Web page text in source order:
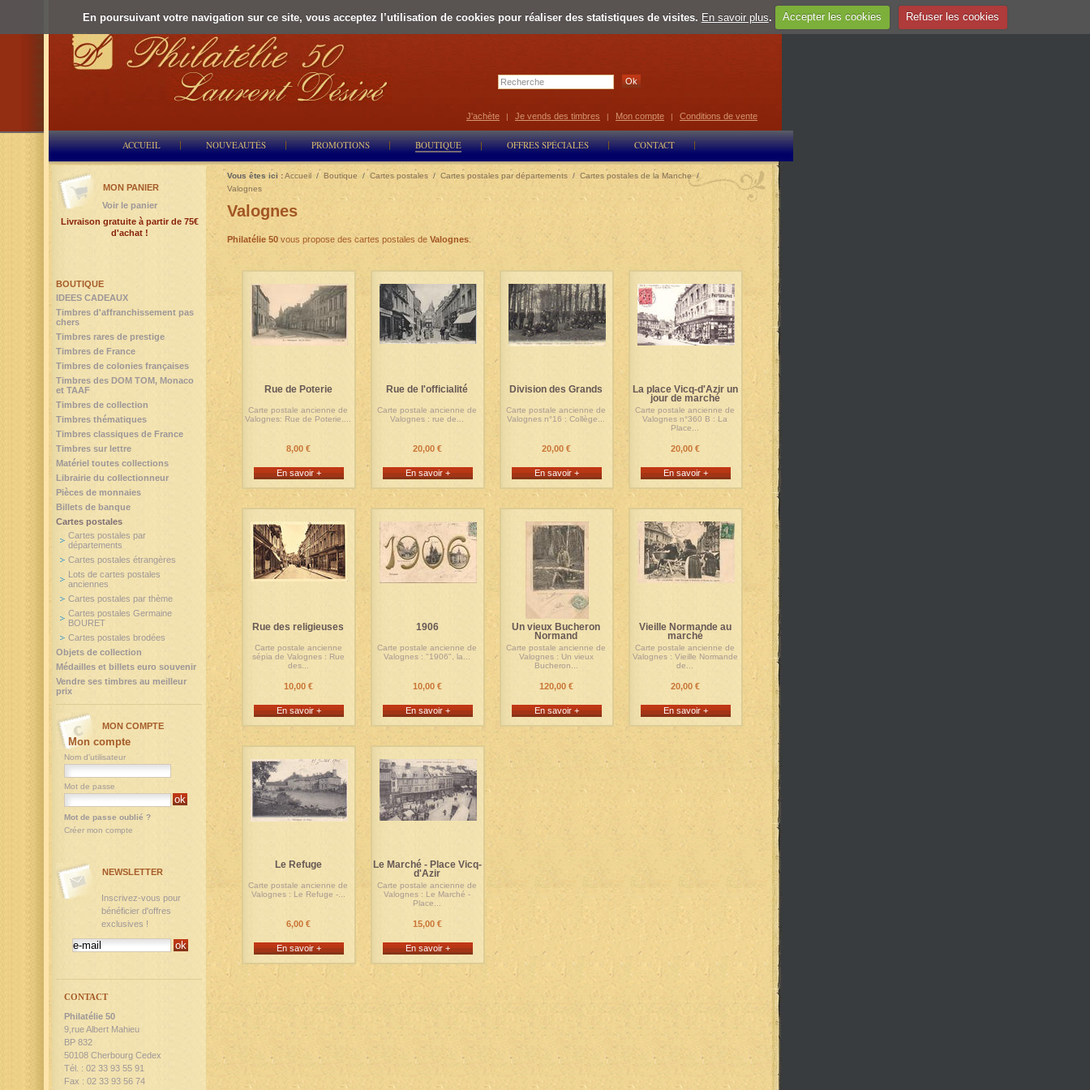
En poursuivant votre navigation sur ce site, vous acceptez l’utilisation de cookies pour réaliser des statistiques de visites. En savoir plus. Accepter les cookies Refuser les cookies
Select Language ▼
ACCUEIL NOUVEAUTÉS PROMOTIONS BOUTIQUE OFFRES SPÉCIALES CONTACT
J'achète | Je vends des timbres | Mon compte | Conditions de vente
Vous êtes ici :Accueil / Boutique /Cartes postales / Cartes postales par départements / Cartes postales de la Manche/
Valognes
Valognes
Philatélie 50 vous propose des cartes postales de Valognes
Rue de Poterie
Carte postale ancienne de
Valognes: Rue de Poterie....
8,00 €
En savoir +
Rue de l'officialité
Carte postale ancienne de
Valognes : rue de...
20,00 €
En savoir +
Division des Grands
Carte postale ancienne de
Valognes n°16 : Collège...
20,00 €
En savoir +
La place Vicq-d'Azir un
jour de marché
Carte postale ancienne de
Valognes n°360 B : La
Place...
20,00 €
En savoir +
Rue des religieuses
Carte postale ancienne
sépia de Valognes : Rue
des...
10,00 €
En savoir +
1906
Carte postale ancienne de
Valognes : "1906", la...
10,00 €
En savoir +
Un vieux Bucheron
Normand
Carte postale ancienne de
Valognes : Un vieux
Bucheron...
120,00 €
En savoir +
Vieille Normande au
marché
Carte postale ancienne de
Valognes : Vieille Normande
de...
20,00 €
En savoir +
Le Refuge
Carte postale ancienne de
Valognes : Le Refuge -...
6,00 €
En savoir +
Le Marché - Place Vicq-
d'Azir
Carte postale ancienne de
Valognes : Le Marché -
Place...
15,00 €
En savoir +
BOUTIQUE
IDEES CADEAUX
Timbres d'affranchissement pas
chers
Timbres rares de prestige
Timbres de France
Timbres de colonies françaises
Timbres des DOM TOM, Monaco
et TAAF
Timbres de collection
Timbres thématiques
Timbres classiques de France
Timbres sur lettre
Matériel toutes collections
Librairie du collectionneur
Pièces de monnaies
Billets de banque
Cartes postales
Cartes postales par
départements
Cartes postales étrangères
Lots de cartes postales
anciennes
Cartes postales par thème
Cartes postales Germaine
BOURET
Cartes postales brodées
Objets de collection
Médailles et billets euro souvenir
Vendre ses timbres au meilleur
prix
MON PANIER
Voir le panier
Livraison gratuite à partir de 75€
d'achat !
MON COMPTE
Mon compte
Nom d'utilisateur
Mot de passe
Mot de passe oublié ?
Créer mon compte
NEWSLETTER
Inscrivez-vous pour
bénéficier d'offres
exclusives !
CONTACT
Philatélie 50
9,rue Albert Mahieu
BP 832
50108 Cherbourg Cedex
Tél. : 02 33 93 55 91
Fax : 02 33 93 56 74